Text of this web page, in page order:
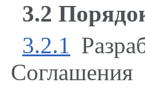
3.2
3.2.1